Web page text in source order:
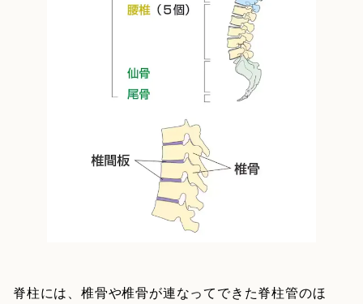
脊柱には、椎骨や椎骨が連なってできた脊柱管のほ